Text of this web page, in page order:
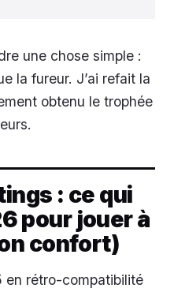
une chose simple :
la fureur. J’ai refait la
obtenu le trophée
: ce qui
pour jouer à
confort)
en rétro-compatibilité